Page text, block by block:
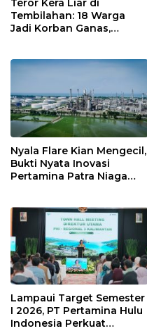
Teror Kera Liar di
Tembilahan: 18 Warga
Jadi Korban Ganas,
Nyala Flare Kian Mengecil,
Bukti Nyata Inovasi
Pertamina Patra Niaga
Lampaui Target Semester
I 2026, PT Pertamina Hulu
Indonesia Perkuat